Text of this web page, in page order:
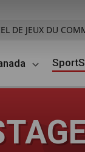
DE JEUX DU